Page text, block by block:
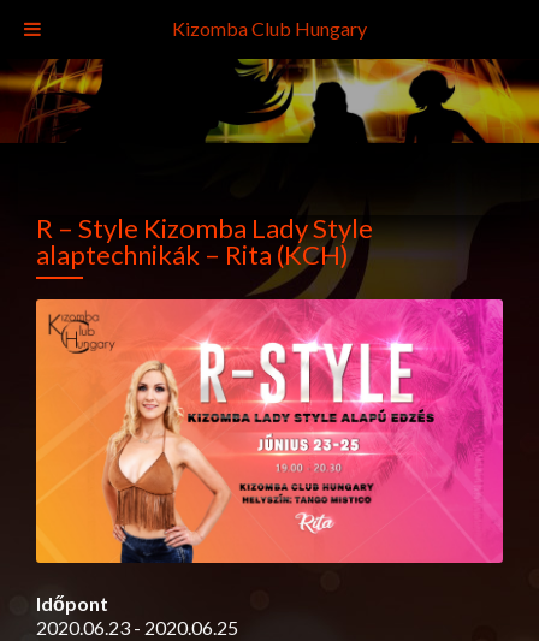
R – Style Kizomba Lady Style
alaptechnikák – Rita (KCH)
Időpont
2020.06.23 - 2020.06.25
Kizomba Club Hungary